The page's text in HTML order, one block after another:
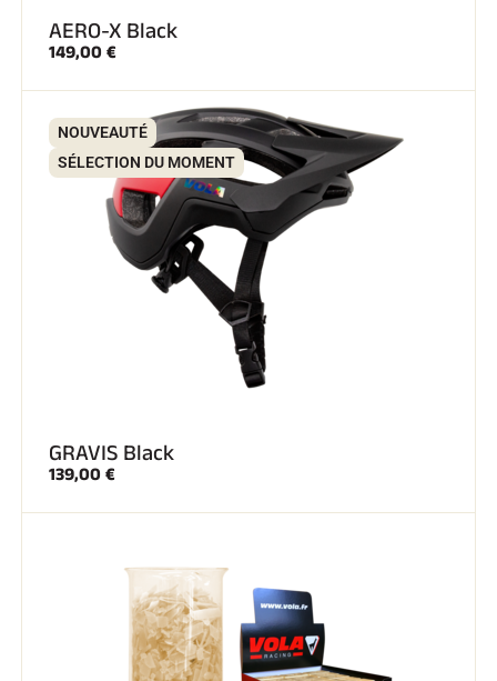
AERO-X Black
149,00 €
NOUVEAUTÉ
SÉLECTION DU MOMENT
GRAVIS Black
139,00 €